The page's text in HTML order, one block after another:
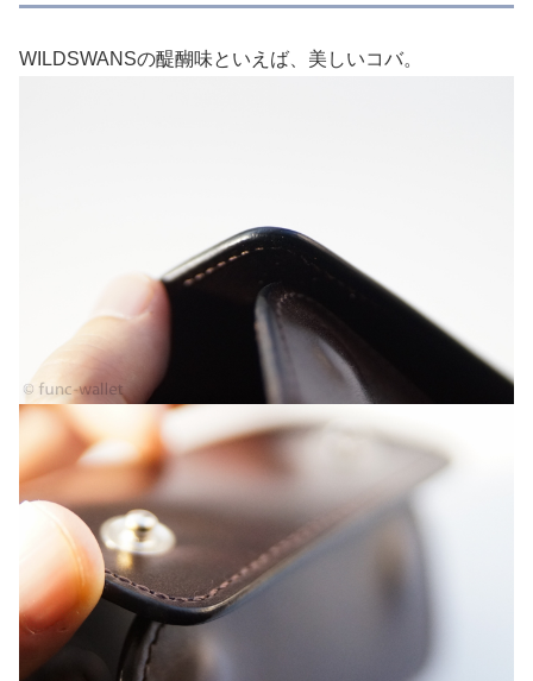
WILDSWANSの醍醐味といえば、美しいコバ。